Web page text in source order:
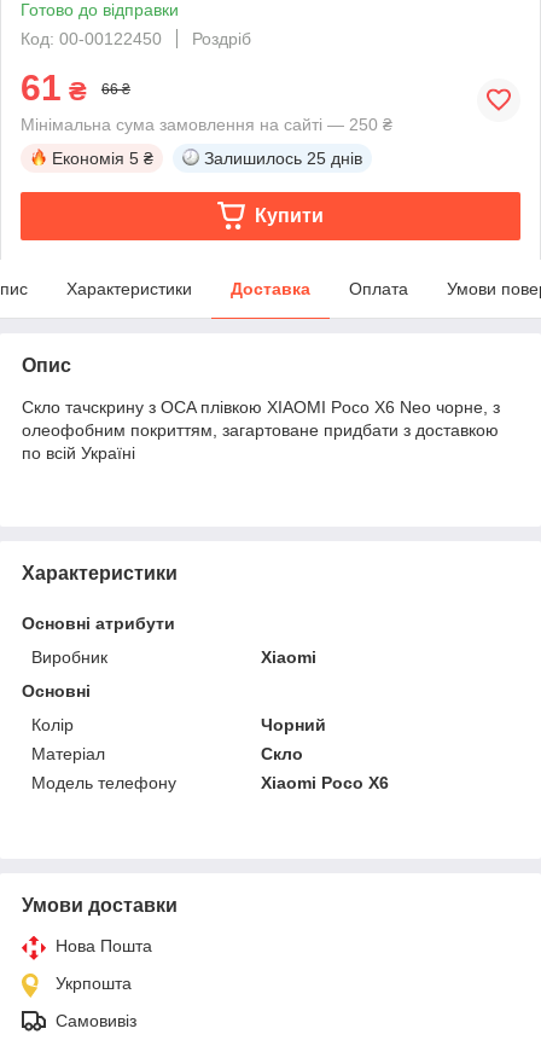
Готово до відправки
Код: 00-00122450
Роздріб
61 ₴ 66 ₴
Мінімальна сума замовлення на сайті — 250 ₴
Економія 5 ₴ Залишилось 25 днів
Купити
Характеристики Доставка Оплата Умови
Опис
Скло тачскрину з OCA плівкою XIAOMI Poco X6 Neo чорне, з
олеофобним покриттям, загартоване придбати з доставкою
по всій Україні
Характеристики
Основні атрибути
Виробник
Xiaomi
Основні
Колір
Чорний
Матеріал
Скло
Модель телефону
Xiaomi Poco X6
Умови доставки
Нова Пошта
Укрпошта
Самовивіз